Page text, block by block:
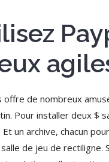
offre de nombreux
Pour installer deux $
Et un archive, chacun
salle de jeu de